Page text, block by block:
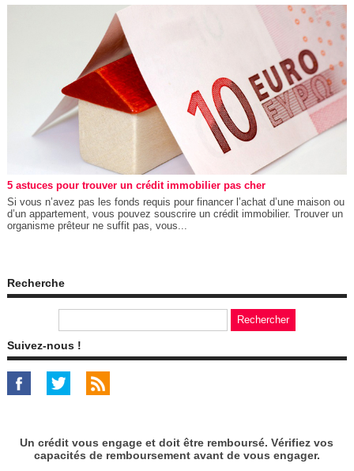
5 astuces pour trouver un crédit immobilier pas cher
Si vous n’avez pas les fonds requis pour financer l’achat d’une maison ou
d’un appartement, vous pouvez souscrire un crédit immobilier. Trouver un
organisme prêteur ne suffit pas, vous...
Recherche
Suivez-nous !
Un crédit vous engage et doit être remboursé. Vérifiez vos
capacités de remboursement avant de vous engager.